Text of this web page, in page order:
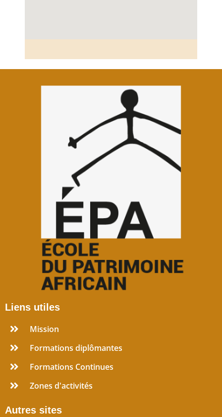
Liens utiles
Mission
Formations diplômantes
Formations Continues
Zones d'activités
Autres sites